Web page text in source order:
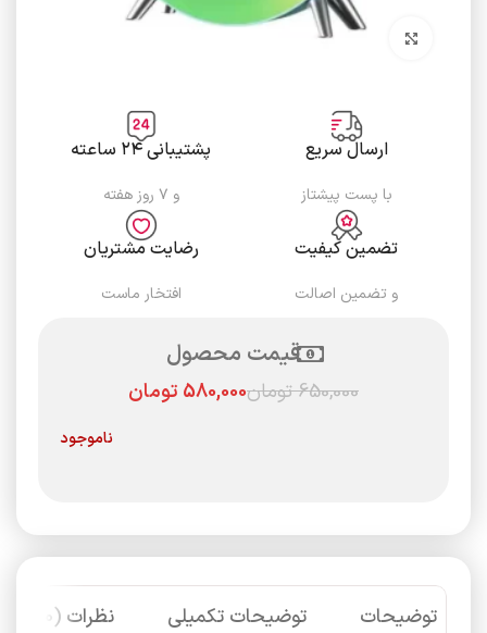
برای بزرگنمایی کلیک کنید
ارسال سریع
با پست پیشتاز
پشتیبانی ۲۴ ساعته
و ۷ روز هفته
تضمین کیفیت
و تضمین اصالت
رضایت مشتریان
افتخار ماست
قیمت محصول
650,000تومان580,000 تومان
ناموجود
توضیحات توضیحات تکمیلی نظرات (0)